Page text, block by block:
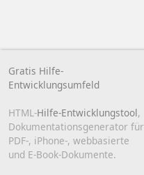
Gratis Hilfe-
Entwicklungsumfeld
HTML-Hilfe-Entwicklungstool,
Dokumentationsgenerator für
PDF-, iPhone-, webbasierte
und E-Book-Dokumente.